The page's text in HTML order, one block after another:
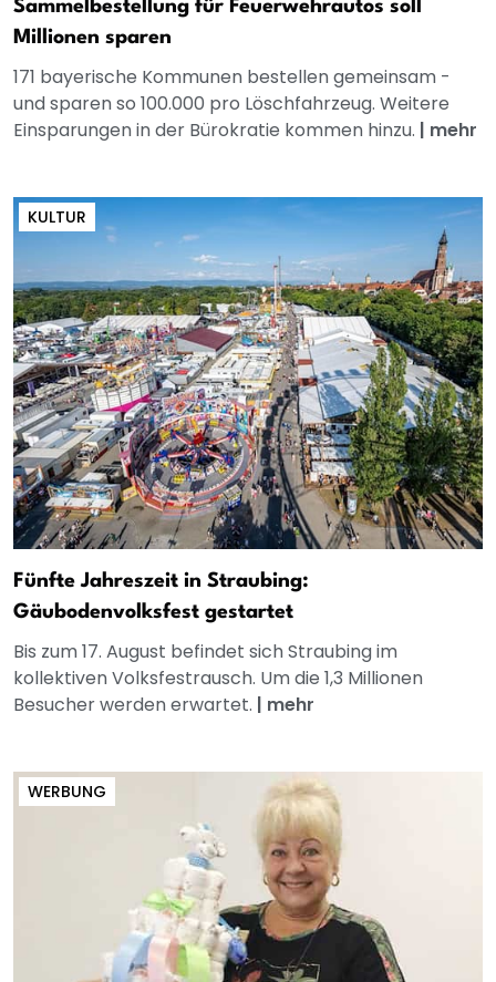
Sammelbestellung für Feuerwehrautos soll
Millionen sparen
171 bayerische Kommunen bestellen gemeinsam -
und sparen so 100.000 pro Löschfahrzeug. Weitere
Einsparungen in der Bürokratie kommen hinzu. | mehr
KULTUR
Fünfte Jahreszeit in Straubing:
Gäubodenvolksfest gestartet
Bis zum 17. August befindet sich Straubing im
kollektiven Volksfestrausch. Um die 1,3 Millionen
Besucher werden erwartet. | mehr
WERBUNG